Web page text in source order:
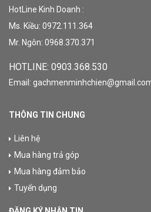
HotLine Kinh Doanh :
Ms. Kiều: 0972.111.364
Mr. Ngôn: 0968.370.371
HOTLINE: 0903.368.530
Email:
THÔNG TIN CHUNG
Liên hệ
Mua hàng trả góp
Mua hàng đảm bảo
Tuyển dụng